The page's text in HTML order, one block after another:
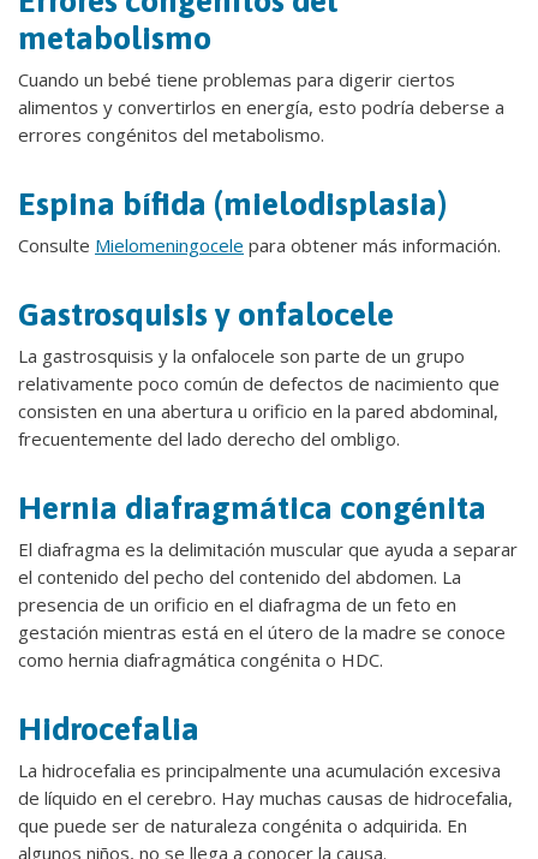
metabolismo
Cuando un bebé tiene problemas para digerir ciertos
alimentos y convertirlos en energía, esto podría deberse a
errores congénitos del metabolismo.
Espina bífida (mielodisplasia)
Consulte Mielomeningocele para obtener más información.
Gastrosquisis y onfalocele
La gastrosquisis y la onfalocele son parte de un grupo
relativamente poco común de defectos de nacimiento que
consisten en una abertura u orificio en la pared abdominal,
frecuentemente del lado derecho del ombligo.
Hernia diafragmática congénita
El diafragma es la delimitación muscular que ayuda a separar
el contenido del pecho del contenido del abdomen. La
presencia de un orificio en el diafragma de un feto en
gestación mientras está en el útero de la madre se conoce
como hernia diafragmática congénita o HDC.
Hidrocefalia
La hidrocefalia es principalmente una acumulación excesiva
de líquido en el cerebro. Hay muchas causas de hidrocefalia,
que puede ser de naturaleza congénita o adquirida. En
algunos niños, no se llega a conocer la causa.